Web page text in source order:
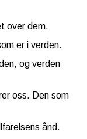
over dem.
er i verden.
og verden
oss. Den som
ånd.